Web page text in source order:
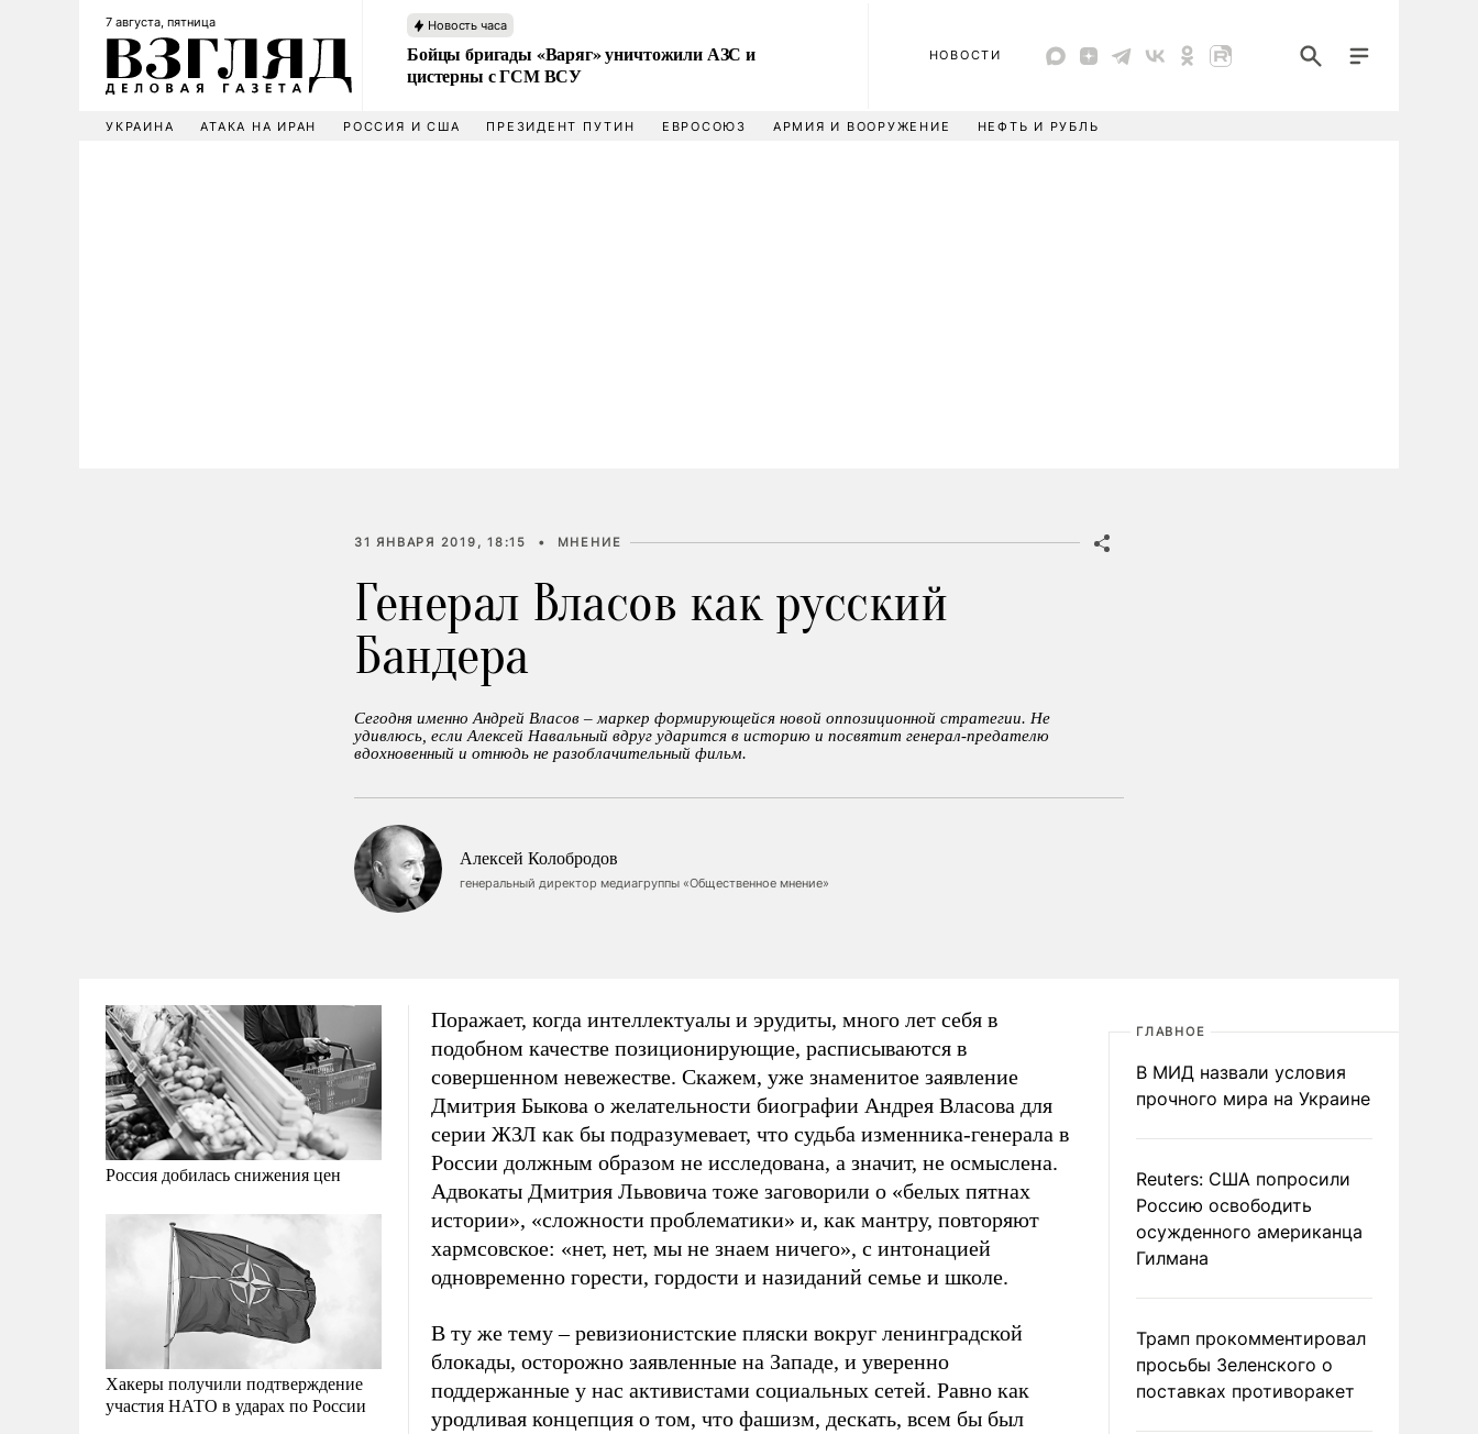
7 августа, пятница Новость часа
Бойцы бригады «Варяг» уничтожили АЗС и
цистерны с ГСМ ВСУ
НОВОСТИ
УКРАИНА АТАКА НА ИРАН РОССИЯ И США ПРЕЗИДЕНТ ПУТИН ЕВРОСОЮЗ АРМИЯ И ВООРУЖЕНИЕ НЕФТЬ И РУБЛЬ
31 ЯНВАРЯ 2019, 18:15 • МНЕНИЕ
Генерал Власов как русский
Бандера
Сегодня именно Андрей Власов – маркер формирующейся новой оппозиционной стратегии. Не
удивлюсь, если Алексей Навальный вдруг ударится в историю и посвятит генерал-предателю
вдохновенный и отнюдь не разоблачительный фильм.
Алексей Колобродов
генеральный директор медиагруппы «Общественное мнение»
Россия добилась снижения цен
Хакеры получили подтверждение
участия НАТО в ударах по России
Поражает, когда интеллектуалы и эрудиты, много лет себя в
подобном качестве позиционирующие, расписываются в
совершенном невежестве. Скажем, уже знаменитое заявление
Дмитрия Быкова о желательности биографии Андрея Власова для
серии ЖЗЛ как бы подразумевает, что судьба изменника-генерала в
России должным образом не исследована, а значит, не осмыслена.
Адвокаты Дмитрия Львовича тоже заговорили о «белых пятнах
истории», «сложности проблематики» и, как мантру, повторяют
хармсовское: «нет, нет, мы не знаем ничего», с интонацией
одновременно горести, гордости и назиданий семье и школе.
В ту же тему – ревизионистские пляски вокруг ленинградской
блокады, осторожно заявленные на Западе, и уверенно
поддержанные у нас активистами социальных сетей. Равно как
уродливая концепция о том, что фашизм, дескать, всем бы был
ГЛАВНОЕ
В МИД назвали условия
прочного мира на Украине
Reuters: США попросили
Россию освободить
осужденного американца
Гилмана
Трамп прокомментировал
просьбы Зеленского о
поставках противоракет